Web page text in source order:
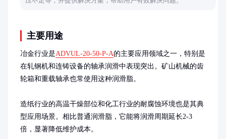
主要用途
冶金行业是ADVUL-20-50-P-A的主要应用领域之一，特别是
在轧钢机和连铸设备的轴承润滑中表现突出。矿山机械的齿
轮箱和重载轴承也常使用这种润滑脂。
造纸行业的高温干燥部位和化工行业的耐腐蚀环境也是其典
型应用场景。相比普通润滑脂，它能将润滑周期延长2-3
倍，显著降低维护成本。